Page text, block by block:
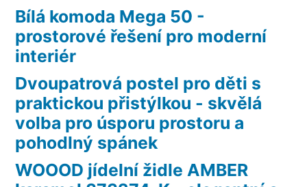
Bílá komoda Mega 50 -
prostorové řešení pro moderní
interiér
Dvoupatrová postel pro děti s
praktickou přistýlkou - skvělá
volba pro úsporu prostoru a
pohodlný spánek
WOOOD jídelní židle AMBER